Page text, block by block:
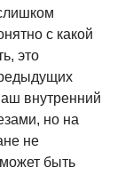
с какой
это
внутренний
но на
не
быть